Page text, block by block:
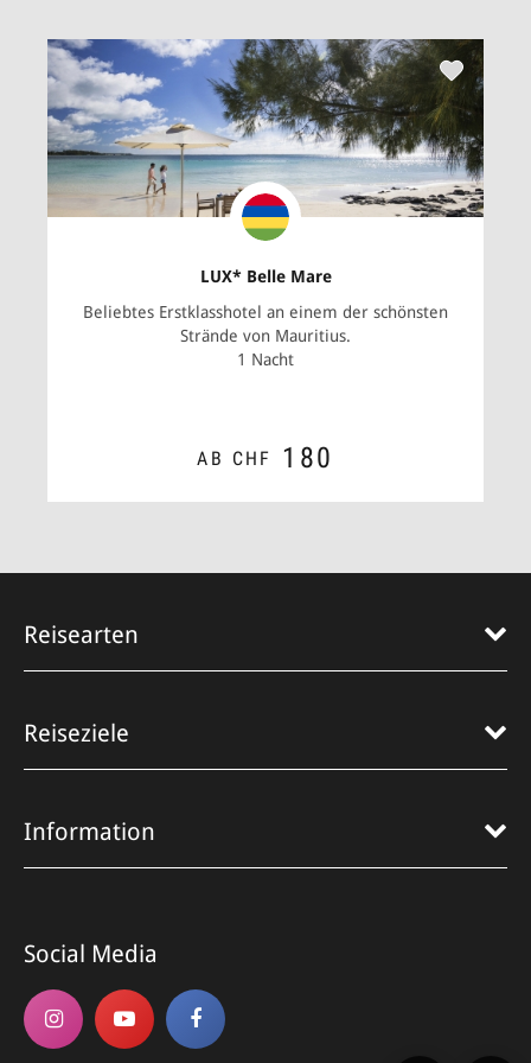
LUX* Belle Mare
Beliebtes Erstklasshotel an einem der schönsten
Strände von Mauritius.
1 Nacht
AB CHF 180
Reisearten
Reiseziele
Information
Social Media